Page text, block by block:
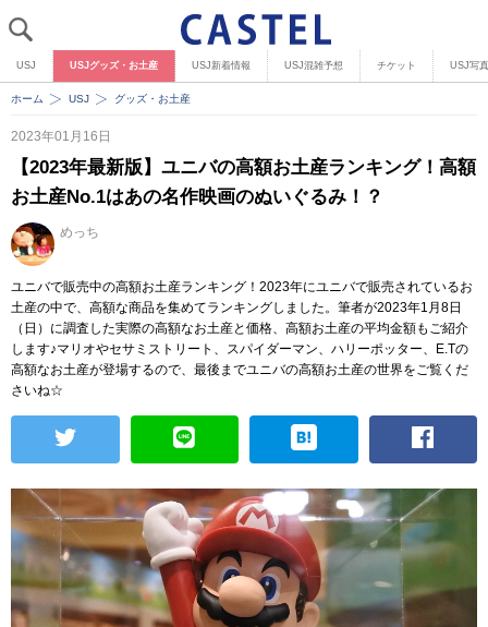
USJ USJグッズ・お土産 USJ新着情報 USJ混雑予想 チケット USJ写
ホーム USJ グッズ・お土産
2023年01月16日
【2023年最新版】ユニバの高額お土産ランキング！高額
お土産No.1はあの名作映画のぬいぐるみ！？
めっち
ユニバで販売中の高額お土産ランキング！2023年にユニバで販売されているお
土産の中で、高額な商品を集めてランキングしました。筆者が2023年1月8日
（日）に調査した実際の高額なお土産と価格、高額お土産の平均金額もご紹介
します♪マリオやセサミストリート、スパイダーマン、ハリーポッター、E.Tの
高額なお土産が登場するので、最後までユニバの高額お土産の世界をご覧くだ
さいね☆